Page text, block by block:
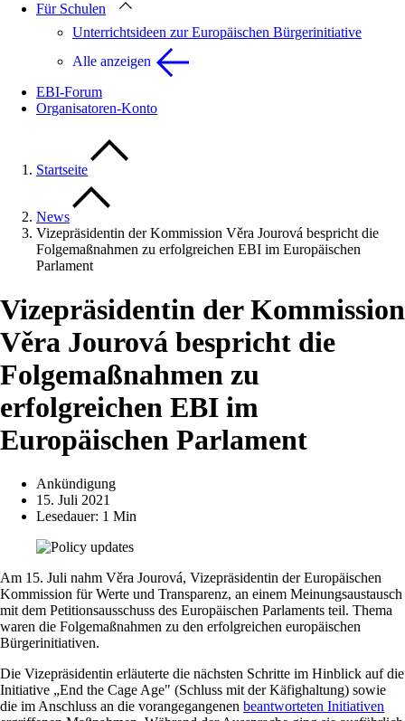
Für Schulen
Unterrichtsideen zur Europäischen Bürgerinitiative
Alle anzeigen
EBI-Forum
Organisatoren-Konto
Startseite
News
Vizepräsidentin der Kommission Věra Jourová bespricht die
Folgemaßnahmen zu erfolgreichen EBI im Europäischen
Parlament
Vizepräsidentin der Kommission
Věra Jourová bespricht die
Folgemaßnahmen zu
erfolgreichen EBI im
Europäischen Parlament
Ankündigung
15. Juli 2021
Lesedauer: 1 Min
Am 15. Juli nahm Věra Jourová, Vizepräsidentin der Europäischen
Kommission für Werte und Transparenz, an einem Meinungsaustausch
mit dem Petitionsausschuss des Europäischen Parlaments teil. Thema
waren die Folgemaßnahmen zu den erfolgreichen europäischen
Bürgerinitiativen.
Die Vizepräsidentin erläuterte die nächsten Schritte im Hinblick auf die
Initiative „End the Cage Age" (Schluss mit der Käfighaltung) sowie
die im Anschluss an die vorangegangenen beantworteten Initiativen